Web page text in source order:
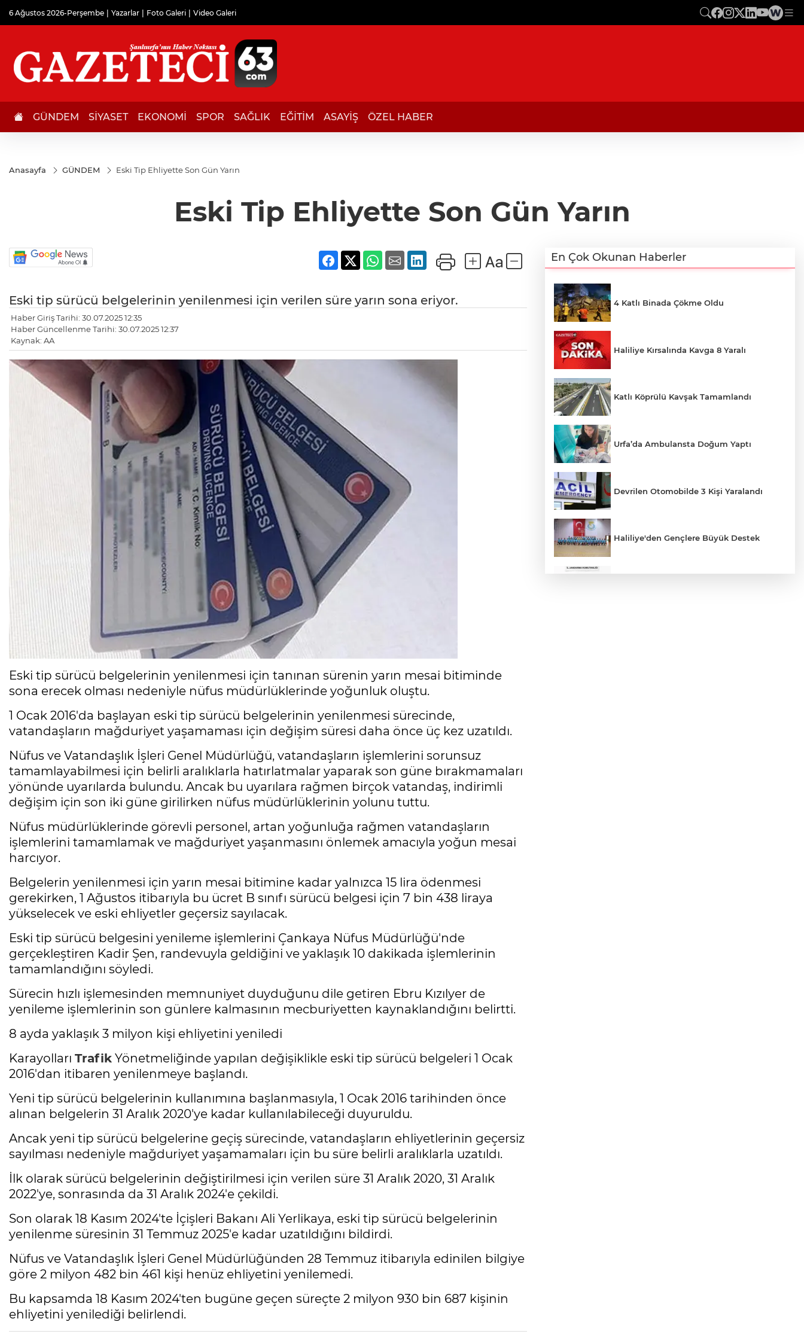
6 Ağustos 2026-Perşembe Yazarlar Foto Galeri Video Galeri
GÜNDEM SİYASET EKONOMİ SPOR SAĞLIK EĞİTİM ASAYİŞ ÖZEL HABER
Anasayfa GÜNDEM Eski Tip Ehliyette Son Gün Yarın
Eski Tip Ehliyette Son Gün Yarın
Eski tip sürücü belgelerinin yenilenmesi için verilen süre yarın sona eriyor.
Haber Giriş Tarihi: 30.07.2025 12:35
Haber Güncellenme Tarihi: 30.07.2025 12:37
Kaynak: AA
Eski tip sürücü belgelerinin yenilenmesi için tanınan sürenin yarın mesai bitiminde
sona erecek olması nedeniyle nüfus müdürlüklerinde yoğunluk oluştu.
1 Ocak 2016'da başlayan eski tip sürücü belgelerinin yenilenmesi sürecinde,
vatandaşların mağduriyet yaşamaması için değişim süresi daha önce üç kez uzatıldı.
Nüfus ve Vatandaşlık İşleri Genel Müdürlüğü, vatandaşların işlemlerini sorunsuz
tamamlayabilmesi için belirli aralıklarla hatırlatmalar yaparak son güne bırakmamaları
yönünde uyarılarda bulundu. Ancak bu uyarılara rağmen birçok vatandaş, indirimli
değişim için son iki güne girilirken nüfus müdürlüklerinin yolunu tuttu.
Nüfus müdürlüklerinde görevli personel, artan yoğunluğa rağmen vatandaşların
işlemlerini tamamlamak ve mağduriyet yaşanmasını önlemek amacıyla yoğun mesai
harcıyor.
Belgelerin yenilenmesi için yarın mesai bitimine kadar yalnızca 15 lira ödenmesi
gerekirken, 1 Ağustos itibarıyla bu ücret B sınıfı sürücü belgesi için 7 bin 438 liraya
yükselecek ve eski ehliyetler geçersiz sayılacak.
Eski tip sürücü belgesini yenileme işlemlerini Çankaya Nüfus Müdürlüğü'nde
gerçekleştiren Kadir Şen, randevuyla geldiğini ve yaklaşık 10 dakikada işlemlerinin
tamamlandığını söyledi.
Sürecin hızlı işlemesinden memnuniyet duyduğunu dile getiren Ebru Kızılyer de
yenileme işlemlerinin son günlere kalmasının mecburiyetten kaynaklandığını belirtti.
8 ayda yaklaşık 3 milyon kişi ehliyetini yeniledi
Karayolları Trafik Yönetmeliğinde yapılan değişiklikle eski tip sürücü belgeleri 1 Ocak
2016'dan itibaren yenilenmeye başlandı.
Yeni tip sürücü belgelerinin kullanımına başlanmasıyla, 1 Ocak 2016 tarihinden önce
alınan belgelerin 31 Aralık 2020'ye kadar kullanılabileceği duyuruldu.
Ancak yeni tip sürücü belgelerine geçiş sürecinde, vatandaşların ehliyetlerinin geçersiz
sayılması nedeniyle mağduriyet yaşamamaları için bu süre belirli aralıklarla uzatıldı.
İlk olarak sürücü belgelerinin değiştirilmesi için verilen süre 31 Aralık 2020, 31 Aralık
2022'ye, sonrasında da 31 Aralık 2024'e çekildi.
Son olarak 18 Kasım 2024'te İçişleri Bakanı Ali Yerlikaya, eski tip sürücü belgelerinin
yenilenme süresinin 31 Temmuz 2025'e kadar uzatıldığını bildirdi.
Nüfus ve Vatandaşlık İşleri Genel Müdürlüğünden 28 Temmuz itibarıyla edinilen bilgiye
göre 2 milyon 482 bin 461 kişi henüz ehliyetini yenilemedi.
Bu kapsamda 18 Kasım 2024'ten bugüne geçen süreçte 2 milyon 930 bin 687 kişinin
ehliyetini yenilediği belirlendi.
En Çok Okunan Haberler
4 Katlı Binada Çökme Oldu
Haliliye Kırsalında Kavga 8 Yaralı
Katlı Köprülü Kavşak Tamamlandı
Urfa’da Ambulansta Doğum Yaptı
Devrilen Otomobilde 3 Kişi Yaralandı
Haliliye'den Gençlere Büyük Destek